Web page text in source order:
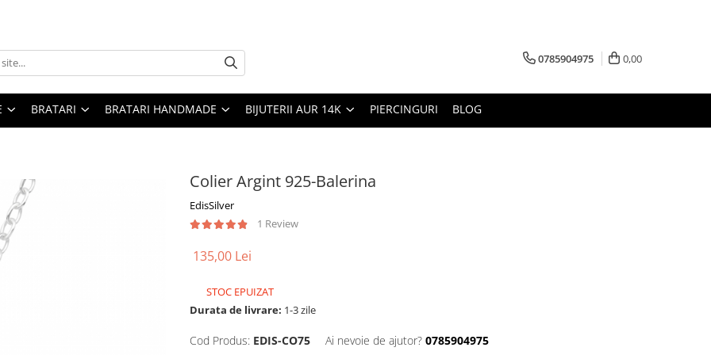
0785904975 0,00
BRATARI BRATARI HANDMADE BIJUTERII AUR 14K PIERCINGURI BLOG
Colier Argint 925-Balerina
EdisSilver
1 Review
135,00 Lei
STOC EPUIZAT
Durata de livrare: 1-3 zile
Cod Produs: EDIS-CO75 Ai nevoie de ajutor? 0785904975